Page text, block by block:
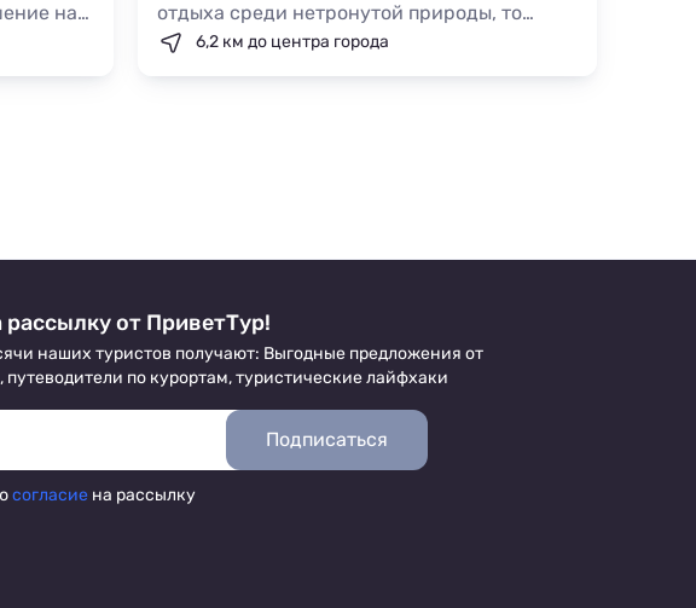
на
Путь к
отдыха среди нетронутой природы, то
Медицинский пляж окажется для Вас
идеальным местом. Этот пляж относится к
6,2 км до центра города
от ПриветТур!
наших туристов получают: Выгодные предложения от
путеводители по курортам, туристические лайфхаки
Подписаться
согласие на рассылку